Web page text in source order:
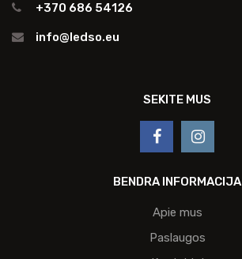
+370 686 54126
info@ledso.eu
SEKITE MUS
BENDRA INFORMACIJA
Apie mus
Paslaugos